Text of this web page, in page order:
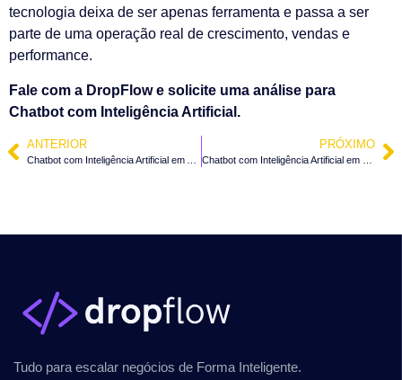
tecnologia deixa de ser apenas ferramenta e passa a ser
parte de uma operação real de crescimento, vendas e
performance.
Fale com a DropFlow e solicite uma análise para
Chatbot com Inteligência Artificial.
ANTERIOR PRÓXIMO
Tudo para escalar negócios de Forma Inteligente.